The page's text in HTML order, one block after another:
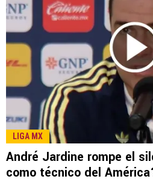
LIGA MX
André Jardine rompe el
como técnico del